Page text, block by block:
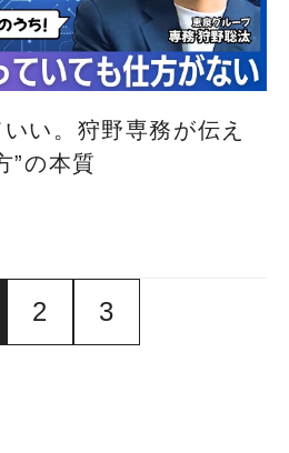
い。狩野専務が伝え
”の本質
2 3